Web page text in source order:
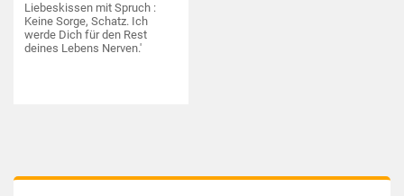
Liebeskissen mit Spruch :
Keine Sorge, Schatz. Ich
werde Dich für den Rest
deines Lebens Nerven.'